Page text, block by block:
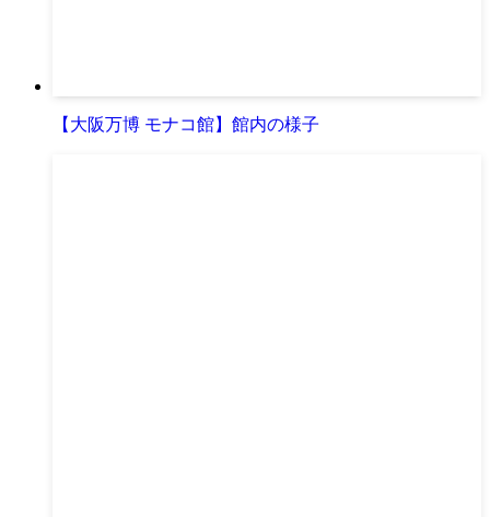
【大阪万博 モナコ館】館内の様子